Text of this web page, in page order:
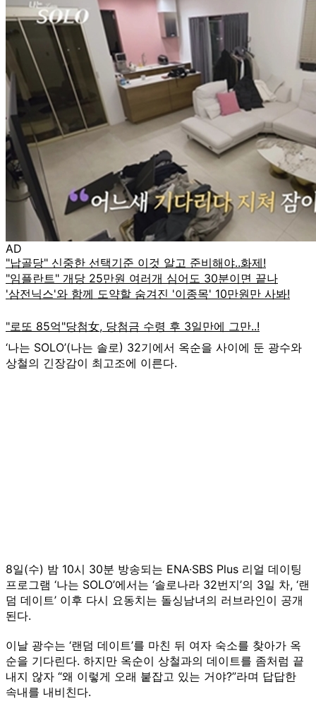
AD
‘나는 SOLO’(나는 솔로) 32기에서 옥순을 사이에 둔 광수와
상철의 긴장감이 최고조에 이른다.
8일(수) 밤 10시 30분 방송되는 ENA·SBS Plus 리얼 데이팅
프로그램 ‘나는 SOLO’에서는 ‘솔로나라 32번지’의 3일 차, ‘랜
덤 데이트’ 이후 다시 요동치는 돌싱남녀의 러브라인이 공개
된다.
이날 광수는 ‘랜덤 데이트’를 마친 뒤 여자 숙소를 찾아가 옥
순을 기다린다. 하지만 옥순이 상철과의 데이트를 좀처럼 끝
내지 않자 “왜 이렇게 오래 붙잡고 있는 거야?”라며 답답한
속내를 내비친다.